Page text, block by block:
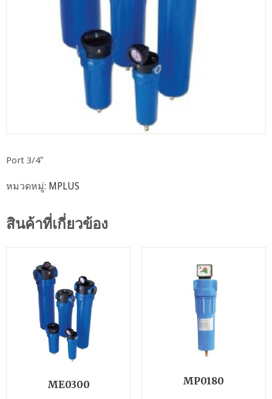
Port 3/4″
หมวดหมู่: MPLUS
สินค้าที่เกี่ยวข้อง
ME0300 MP0180